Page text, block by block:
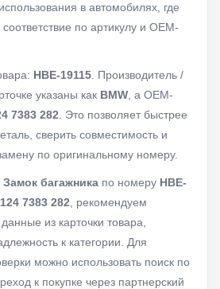
в автомобилях, где
по артикулу и OEM-
HBE-19115 . Производитель /
указаны как BMW , а OEM-
7383 282 . Это позволяет быстрее
сверить совместимость и
по оригинальному номеру.
Замок багажника по номеру HBE-
7383 282 , рекомендуем
из карточки товара,
к категории. Для
можно использовать поиск по
к покупке через партнерский